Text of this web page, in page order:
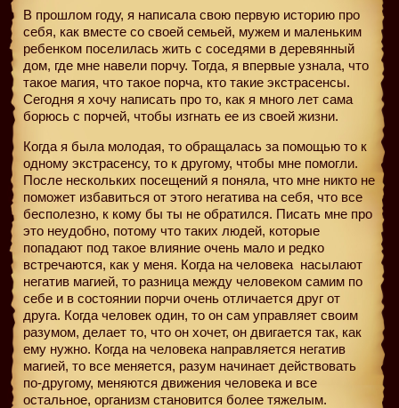
В прошлом году, я написала свою первую историю про
себя, как вместе со своей семьей, мужем и маленьким
ребенком поселилась жить с соседями в деревянный
дом, где мне навели порчу. Тогда, я впервые узнала, что
такое магия, что такое порча, кто такие экстрасенсы.
Сегодня я хочу написать про то, как я много лет сама
борюсь с порчей, чтобы изгнать ее из своей жизни.
Когда я была молодая, то обращалась за помощью то к
одному экстрасенсу, то к другому, чтобы мне помогли.
После нескольких посещений я поняла, что мне никто не
поможет избавиться от этого негатива на себя, что все
бесполезно, к кому бы ты не обратился. Писать мне про
это неудобно, потому что таких людей, которые
попадают под такое влияние очень мало и редко
встречаются, как у меня. Когда на человека насылают
негатив магией, то разница между человеком самим по
себе и в состоянии порчи очень отличается друг от
друга. Когда человек один, то он сам управляет своим
разумом, делает то, что он хочет, он двигается так, как
ему нужно. Когда на человека направляется негатив
магией, то все меняется, разум начинает действовать
по-другому, меняются движения человека и все
остальное, организм становится более тяжелым.